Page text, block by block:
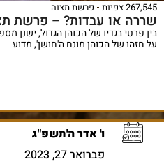
267,545 צפיות פרשת תצוה
שררה או עבדות? – פרשת
בין פרטי בגדיו של הכוהן הגדול, ישנן
על חזהו של הכוהן מונח ה'חושן', מדוע
ו' אדר ה'תשפ"ג
פברואר 27, 2023